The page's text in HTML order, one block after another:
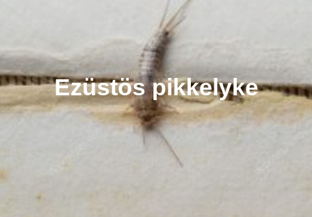
Ezüstös pikkelyke